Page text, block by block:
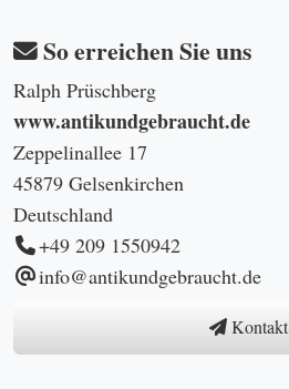
So erreichen Sie uns
Ralph Prüschberg
www.antikundgebraucht.de
Zeppelinallee 17
45879 Gelsenkirchen
Deutschland
+49 209 1550942
info@antikundgebraucht.de
Kontakt